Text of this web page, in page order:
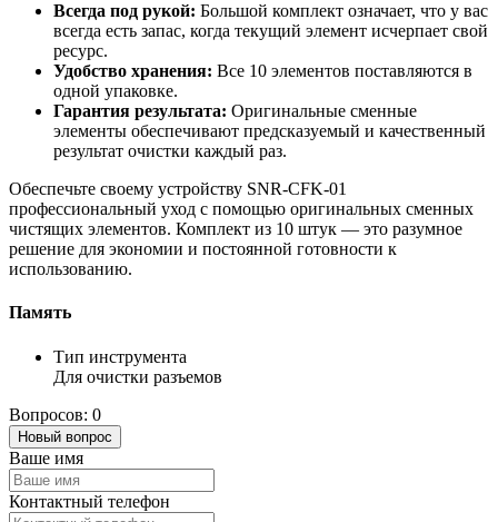
Всегда под рукой: Большой комплект означает, что у вас
всегда есть запас, когда текущий элемент исчерпает свой
ресурс.
Удобство хранения: Все 10 элементов поставляются в
одной упаковке.
Гарантия результата: Оригинальные сменные
элементы обеспечивают предсказуемый и качественный
результат очистки каждый раз.
Обеспечьте своему устройству SNR-CFK-01
профессиональный уход с помощью оригинальных сменных
чистящих элементов. Комплект из 10 штук — это разумное
решение для экономии и постоянной готовности к
использованию.
Память
Тип инструмента
Для очистки разъемов
Вопросов: 0
Новый вопрос
Ваше имя
Контактный телефон